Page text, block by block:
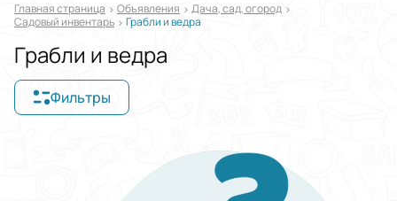
Главная страница Oбъявления
Дача, сад, огород
Садовый инвентарь
Грабли и ведра
Грабли и ведра
Фильтры